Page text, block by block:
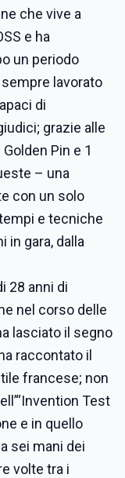
che vive a
e ha
un periodo
lavorato
di
grazie alle
Pin e 1
– una
con un solo
e tecniche
in gara, dalla
28 anni di
nel corso delle
lasciato il segno
raccontato il
francese; non
Test
e in quello
sei mani dei
volte tra i